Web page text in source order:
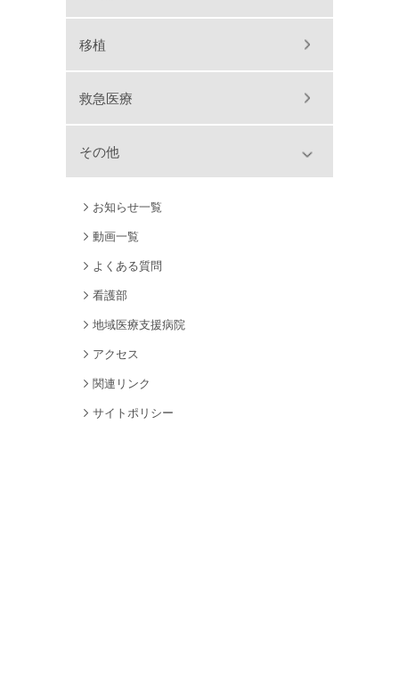
移植
救急医療
その他
お知らせ一覧
動画一覧
よくある質問
看護部
地域医療支援病院
アクセス
関連リンク
サイトポリシー